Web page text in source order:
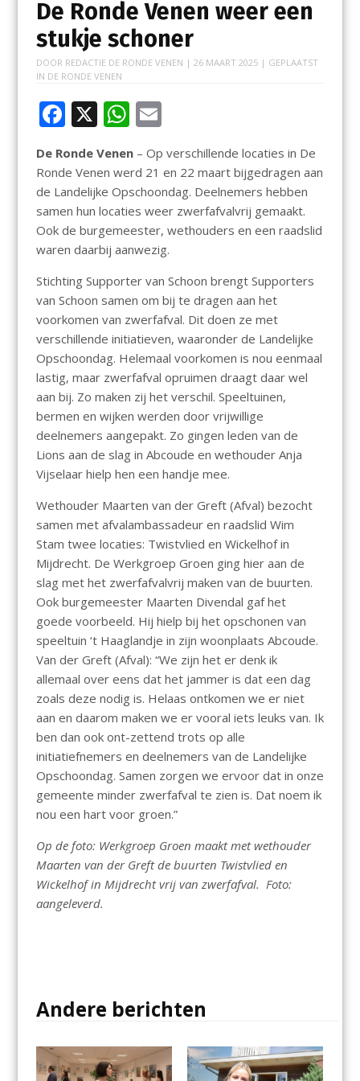
De Ronde Venen weer een
stukje schoner
DOOR REDACTIE DE RONDE VENEN | 26 MAART 2025| GEPLAATST
IN DE RONDE VENEN
F
ac
e
b
o
o
k
X W
at
s
A
p
E
ai
l
De Ronde Venen– Op verschillende locaties in De
Ronde Venen werd 21 en 22 maart bijgedragen aan
de Landelijke Opschoondag. Deelnemers hebben
samen hun locaties weer zwerfafvalvrij gemaakt.
Ook de burgemeester, wethouders en een raadslid
waren daarbij aanwezig.
Stichting Supporter van Schoon brengt Supporters
van Schoon samen om bij te dragen aan het
voorkomen van zwerfafval. Dit doen ze met
verschillende initiatieven, waaronder de Landelijke
Opschoondag. Helemaal voorkomen is nou eenmaal
lastig, maar zwerfafval opruimen draagt daar wel
aan bij. Zo maken zij het verschil. Speeltuinen,
bermen en wijken werden door vrijwillige
deelnemers aangepakt. Zo gingen leden van de
Lions aan de slag in Abcoude en wethouder Anja
Vijselaar hielp hen een handje mee.
Wethouder Maarten van der Greft (Afval) bezocht
samen met afvalambassadeur en raadslid Wim
Stam twee locaties: Twistvlied en Wickelhof in
Mijdrecht. De Werkgroep Groen ging hier aan de
slag met het zwerfafvalvrij maken van de buurten.
Ook burgemeester Maarten Divendal gaf het
goede voorbeeld. Hij hielp bij het opschonen van
speeltuin ‘t Haaglandje in zijn woonplaats Abcoude.
Van der Greft (Afval): “We zijn het er denk ik
allemaal over eens dat het jammer is dat een dag
zoals deze nodig is. Helaas ontkomen we er niet
aan en daarom maken we er vooral iets leuks van. Ik
ben dan ook ont-zettend trots op alle
initiatiefnemers en deelnemers van de Landelijke
Opschoondag. Samen zorgen we ervoor dat in onze
gemeente minder zwerfafval te zien is. Dat noem ik
nou een hart voor groen.”
Op de foto: Werkgroep Groen maakt met wethouder
Maarten van der Greft de buurten Twistvlied en
Wickelhof in Mijdrecht vrij van zwerfafval. Foto:
aangeleverd.
Andere berichten